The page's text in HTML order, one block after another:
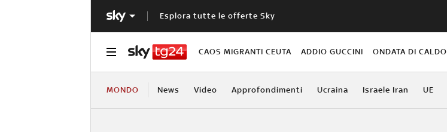
Esplora tutte le offerte Sky
CAOS MIGRANTI CEUTA ADDIO GUCCINI ONDATA DI CALDO
MONDO News Video Approfondimenti Ucraina Israele Iran UE